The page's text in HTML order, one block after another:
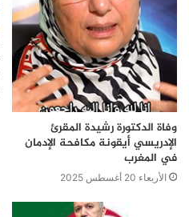
وفاة الدكتورة رشيدة المقرئ
الإدريسي أيقونة مكافحة الإدمان
في المغرب
الأربعاء 20 أغسطس 2025